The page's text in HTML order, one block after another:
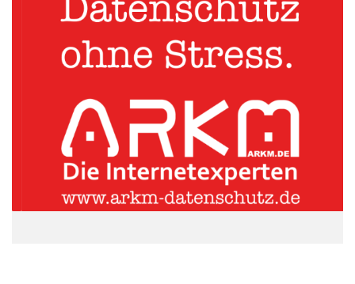
vorzubeugen, ohne auf die Vorzüge verzichten zu müssen,
empfiehlt sich die Bildung von Fahrgemeinschaften mit den
geringeren Benzinkosten, sofern sie unter den Mitfahrern
aufgeteilt werden. Gleichzeitig wird auch der CO2-Ausstoß
reduziert, während das Verkehrsaufkommen auf den Straßen
minimiert wird. Viele Arbeitgeber unterstützen die Bildung von
Fahrgemeinschaften, indem sie ihrem Personal spezielle
Parkplätze, firmeninterne Vermittlungsbörsen oder weitere